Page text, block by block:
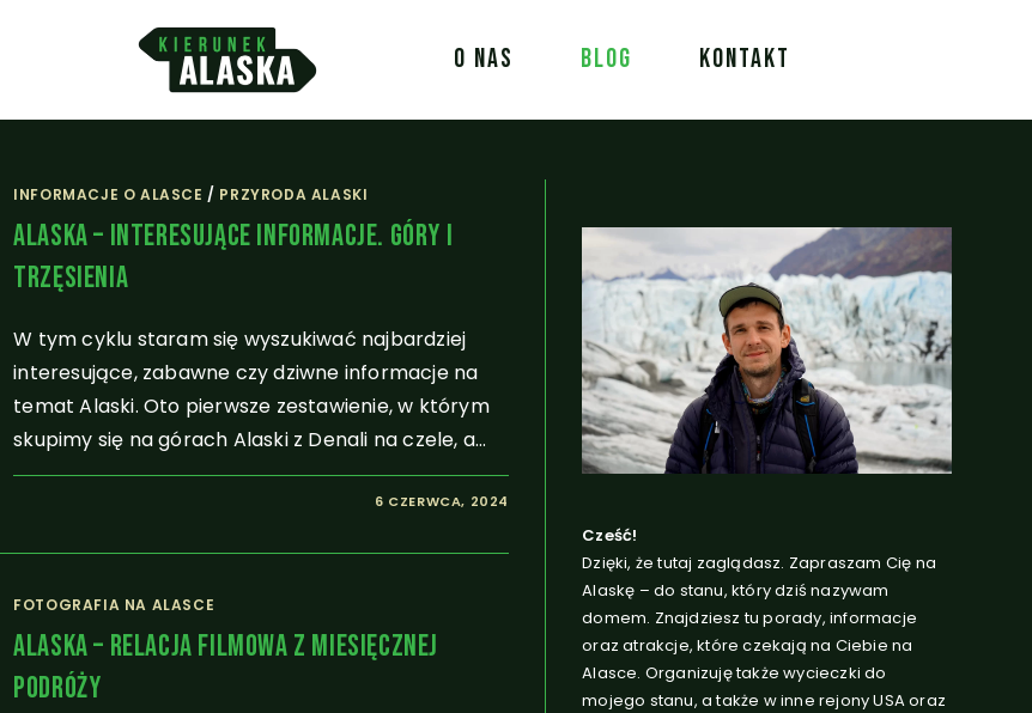
O NAS BLOG KONTAKT
INFORMACJE O ALASCE / PRZYRODA ALASKI
Alaska – Interesujące Informacje. Góry I
Trzęsienia
W tym cyklu staram się wyszukiwać najbardziej
interesujące, zabawne czy dziwne informacje na
temat Alaski. Oto pierwsze zestawienie, w którym
skupimy się na górach Alaski z Denali na czele, a…
6 CZERWCA, 2024
FOTOGRAFIA NA ALASCE
Alaska – Relacja Filmowa Z Miesięcznej
Podróży
Cześć!
Dzięki, że tutaj zaglądasz. Zapraszam Cię na
Alaskę – do stanu, który dziś nazywam
domem. Znajdziesz tu porady, informacje
oraz atrakcje, które czekają na Ciebie na
Alasce. Organizuję także wycieczki do
mojego stanu, a także w inne rejony USA oraz